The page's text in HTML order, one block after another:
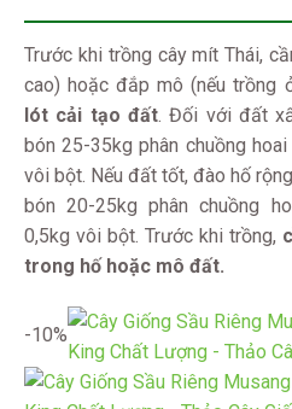
Trước khi trồng cây mít Thái,
cao) hoặc đắp mô (nếu trồng
lót cải tạo đất. Đối với đất
bón 25-35kg phân chuồng
vôi bột. Nếu đất tốt, đào hố
bón 20-25kg phân chuồng
0,5kg vôi bột. Trước khi trồng,
trong hố hoặc mô đất.
-10%